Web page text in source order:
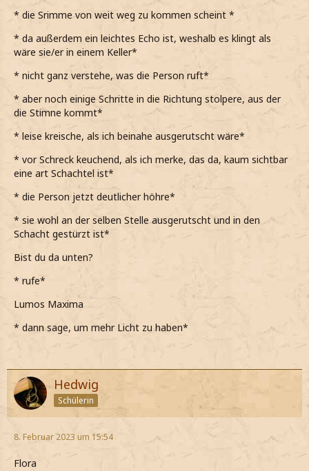
* die Srimme von weit weg zu kommen scheint *
* da außerdem ein leichtes Echo ist, weshalb es klingt als
wäre sie/er in einem Keller*
* nicht ganz verstehe, was die Person ruft*
* aber noch einige Schritte in die Richtung stolpere, aus der
die Stimne kommt*
* leise kreische, als ich beinahe ausgerutscht wäre*
* vor Schreck keuchend, als ich merke, das da, kaum sichtbar
eine art Schachtel ist*
* die Person jetzt deutlicher höhre*
* sie wohl an der selben Stelle ausgerutscht und in den
Schacht gestürzt ist*
Bist du da unten?
* rufe*
Lumos Maxima
* dann sage, um mehr Licht zu haben*
Hedwig
Schülerin
8. Februar 2023 um 15:54
Flora